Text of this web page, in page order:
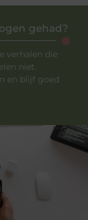
gehad?
verhalen die
niet.
en blijf goed